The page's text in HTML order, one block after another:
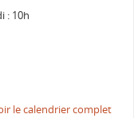
: 10h
le calendrier complet